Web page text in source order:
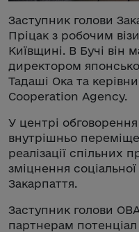
Заступник голови
Пріцак з робочим
Київщині. В Бучі він
директором
Тадаші Ока та
Cooperation Agency.
У центрі
внутрішньо
реалізації спільних
зміцнення соціальної
Закарпаття.
Заступник голови
партнерам